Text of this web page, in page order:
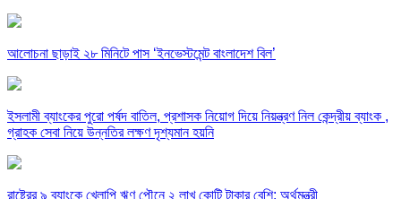
আলোচনা ছাড়াই ২৮ মিনিটে পাস ‘ইনভেস্টমেন্ট বাংলাদেশ বিল’
ইসলামী ব্যাংকের পুরো পর্ষদ বাতিল, প্রশাসক নিয়োগ দিয়ে নিয়ন্ত্রণ নিল কেন্দ্রীয় ব্যাংক ,
গ্রাহক সেবা নিয়ে উন্নতির লক্ষণ দৃশ্যমান হয়নি
রাষ্ট্রের ৯ ব্যাংকে খেলাপি ঋণ পৌনে ২ লাখ কোটি টাকার বেশি: অর্থমন্ত্রী